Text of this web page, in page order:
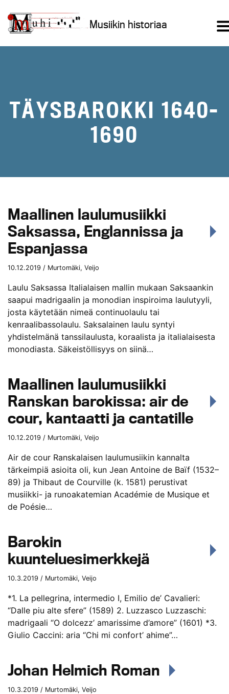
sisältöön
Musiikin historiaa
TÄYSBAROKKI 1640–
1690
Maallinen laulumusiikki
Saksassa, Englannissa ja
Espanjassa
10.12.2019 / Murtomäki, Veijo
Laulu Saksassa Italialaisen mallin mukaan Saksaankin
saapui madrigaalin ja monodian inspiroima laulutyyli,
josta käytetään nimeä continuolaulu tai
kenraalibassolaulu. Saksalainen laulu syntyi
yhdistelmänä tanssilaulusta, koraalista ja italialaisesta
monodiasta. Säkeistöllisyys on siinä…
Maallinen laulumusiikki
Ranskan barokissa: air de
cour, kantaatti ja cantatille
10.12.2019 / Murtomäki, Veijo
Air de cour Ranskalaisen laulumusiikin kannalta
tärkeimpiä asioita oli, kun Jean Antoine de Baïf (1532–
89) ja Thibaut de Courville (k. 1581) perustivat
musiikki- ja runoakatemian Académie de Musique et
de Poésie…
Barokin
kuunteluesimerkkejä
10.3.2019 / Murtomäki, Veijo
*1. La pellegrina, intermedio I, Emilio de’ Cavalieri:
“Dalle piu alte sfere” (1589) 2. Luzzasco Luzzaschi:
madrigaali “O dolcezz’ amarissime d’amore” (1601) *3.
Giulio Caccini: aria “Chi mi confort’ ahime”…
Johan Helmich Roman
10.3.2019 / Murtomäki, Veijo